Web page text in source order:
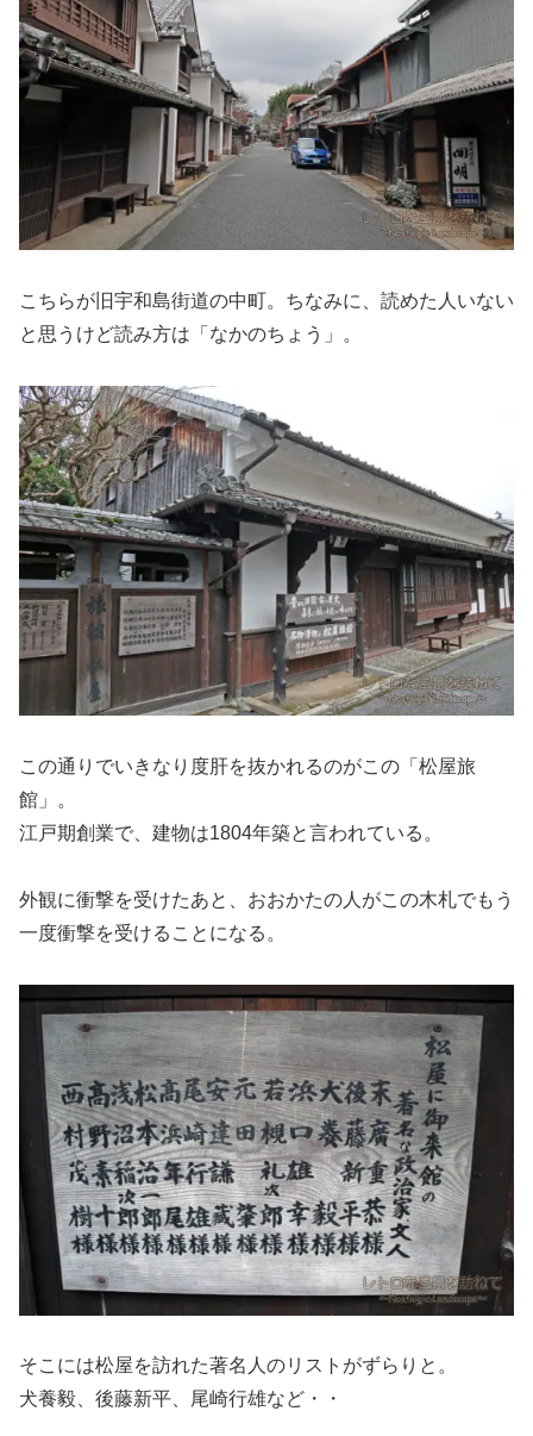
こちらが旧宇和島街道の中町。ちなみに、読めた人いない
と思うけど読み方は「なかのちょう」。
この通りでいきなり度肝を抜かれるのがこの「松屋旅
館」。
江戸期創業で、建物は1804年築と言われている。
外観に衝撃を受けたあと、おおかたの人がこの木札でもう
一度衝撃を受けることになる。
そこには松屋を訪れた著名人のリストがずらりと。
犬養毅、後藤新平、尾崎行雄など・・